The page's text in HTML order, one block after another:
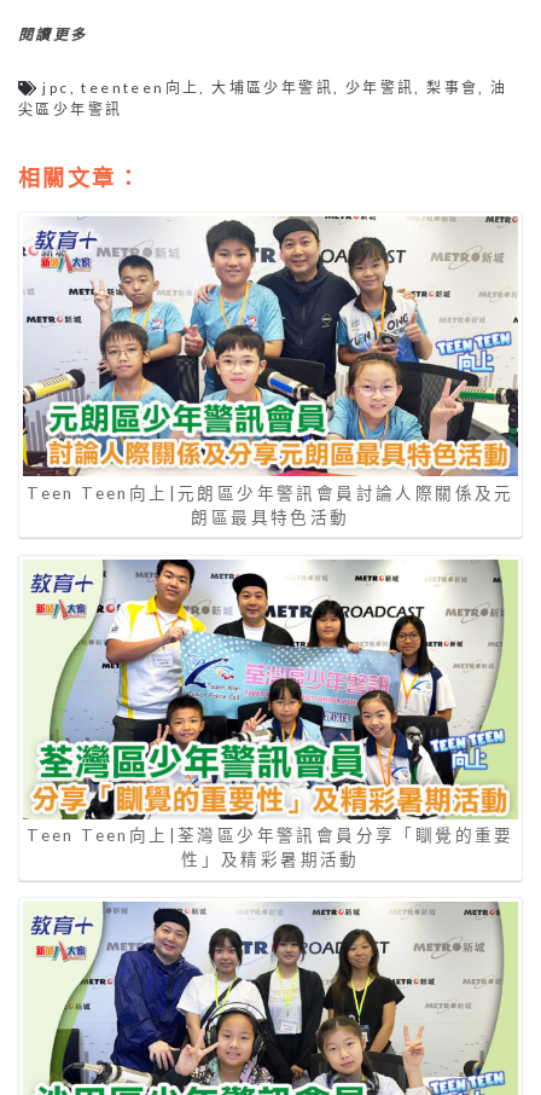
閱讀更多
jpc ,teenteen向上,大埔區少年警訊, 少年警訊,梨事會,油
尖區少年警訊
相關文章：
Teen Teen向上|元朗區少年警訊會員討論人際關係及元
朗區最具特色活動
Teen Teen向上|荃灣區少年警訊會員分享「瞓覺的重要
性」及精彩暑期活動